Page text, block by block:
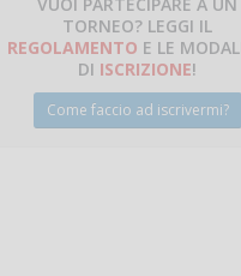
TORNEO? LEGGI IL
REGOLAMENTO E LE
DI ISCRIZIONE!
Come faccio ad iscrivermi?